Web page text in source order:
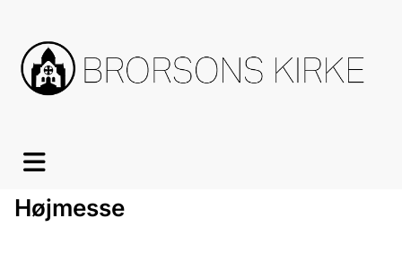
Højmesse